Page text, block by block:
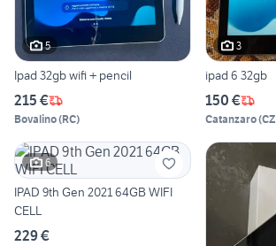
5
Ipad 32gb wifi + pencil
215 €
Bovalino(RC)
3
ipad 6 32gb
150 €
Catanzaro(CZ
6
IPAD 9th Gen 2021 64GB WIFI
CELL
229 €